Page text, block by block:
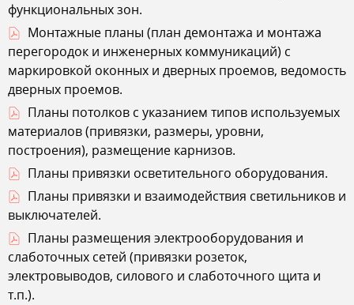
функциональных зон.
Монтажные планы (план демонтажа и монтажа
перегородок и инженерных коммуникаций) с
маркировкой оконных и дверных проемов, ведомость
дверных проемов.
Планы потолков с указанием типов используемых
материалов (привязки, размеры, уровни,
построения), размещение карнизов.
Планы привязки осветительного оборудования.
Планы привязки и взаимодействия светильников и
выключателей.
Планы размещения электрооборудования и
слаботочных сетей (привязки розеток,
электровыводов, силового и слаботочного щита и
т.п.).